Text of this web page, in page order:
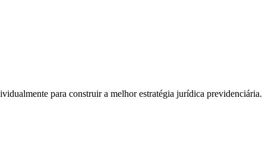
para construir a melhor estratégia jurídica previdenciária.